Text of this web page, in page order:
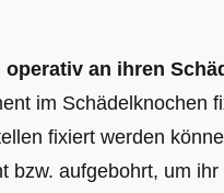
operativ an ihren
im Schädelknochen
fixiert werden
bzw. aufgebohrt, um ihr